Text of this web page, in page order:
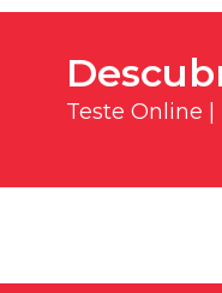
Teste Online